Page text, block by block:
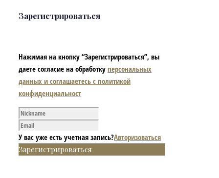
Зарегистрироваться
Нажимая на кнопку “Зарегистрироваться”, вы
даете согласие на обработку персональных
данных и соглашаетесь с политикой
конфиденциальност
У вас уже есть учетная запись?Авторизоваться
Зарегистрироваться